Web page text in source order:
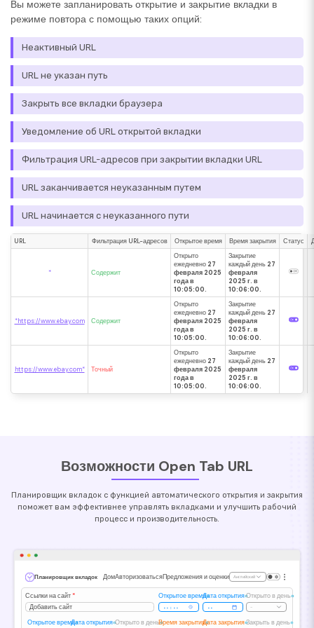
Вы можете запланировать открытие и закрытие вкладки в
режиме повтора с помощью таких опций:
Неактивный URL
URL не указан путь
Закрыть все вкладки браузера
Уведомление об URL открытой вкладки
Фильтрация URL-адресов при закрытии вкладки URL
URL заканчивается неуказанным путем
URL начинается с неуказанного пути
URL Фильтрация URL-адресов Открытое время Время закрытия Статус
* Содержит
Открыто
ежедневно 27
февраля 2025
года в
10:05:00.
Закрытие
каждый день 27
февраля
2025 г. в
10:06:00.
*https://www.ebay.com Содержит
Открыто
ежедневно 27
февраля 2025
года в
10:05:00.
Закрытие
каждый день 27
февраля
2025 г. в
10:06:00.
https://www.ebay.com* Точный
Открыто
ежедневно 27
февраля 2025
года в
10:05:00.
Закрытие
каждый день 27
февраля
2025 г. в
10:06:00.
Возможности Open Tab URL
Планировщик вкладок с функцией автоматического открытия и закрытия
поможет вам эффективнее управлять вкладками и улучшить рабочий
процесс и производительность.
Планировщик вкладок ДомАвторизоватьсяПредложения и оценки Английский
Ссылки на сайт*
Добавить сайт
Открытое времяДата открытия Открыто в день
-
Открытое времяДата открытия Открыто в деньВремя закрытияДата закрытия Закрыть в день